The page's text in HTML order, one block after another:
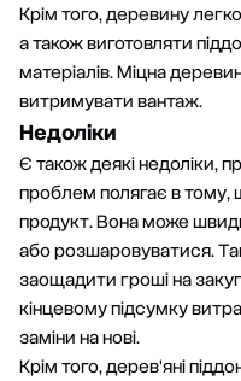
Крім того, деревину
а також виготовляти
матеріалів. Міцна
витримувати вантаж.
Недоліки
Є також деякі недоліки,
проблем полягає в
продукт. Вона може
або розшаровуватися.
заощадити гроші на
кінцевому підсумку
заміни на нові.
Крім того, дерев'яні